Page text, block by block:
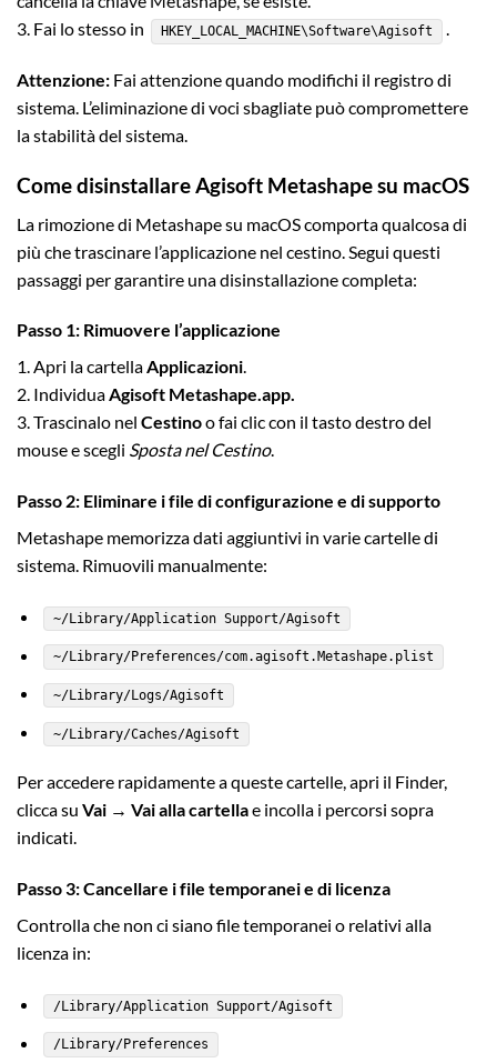
3. Fai lo stesso in
HKEY_LOCAL_MACHINE\Software\Agisoft .
Attenzione: Fai attenzione quando modifichi il registro di
sistema. L’eliminazione di voci sbagliate può compromettere
la stabilità del sistema.
Come disinstallare Agisoft Metashape su macOS
La rimozione di Metashape su macOS comporta qualcosa di
più che trascinare l’applicazione nel cestino. Segui questi
passaggi per garantire una disinstallazione completa:
Passo 1: Rimuovere l’applicazione
1. Apri la cartellaApplicazioni.
2. IndividuaAgisoft Metashape.app.
3. Trascinalo nel Cestinoo fai clic con il tasto destro del
mouse e scegli Sposta nel Cestino.
Passo 2: Eliminare i file di configurazione e di supporto
Metashape memorizza dati aggiuntivi in varie cartelle di
sistema. Rimuovili manualmente:
~/Library/Application Support/Agisoft
~/Library/Preferences/com.agisoft.Metashape.plist
~/Library/Logs/Agisoft
~/Library/Caches/Agisoft
Per accedere rapidamente a queste cartelle, apri il Finder,
clicca su Vai → Vai alla cartellae incolla i percorsi sopra
indicati.
Passo 3: Cancellare i file temporanei e di licenza
Controlla che non ci siano file temporanei o relativi alla
licenza in:
/Library/Application Support/Agisoft
/Library/Preferences